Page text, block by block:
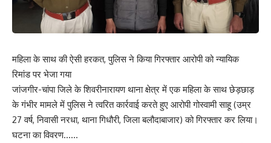
महिला के साथ की ऐसी हरकत, पुलिस ने किया गिरफ्तार आरोपी को न्यायिक
रिमांड पर भेजा गया
जांजगीर-चांपा जिले के शिवरीनारायण थाना क्षेत्र में एक महिला के साथ छेड़छाड़
के गंभीर मामले में पुलिस ने त्वरित कार्रवाई करते हुए आरोपी गोस्वामी साहू (उम्र
27 वर्ष, निवासी नरधा, थाना गिधौरी, जिला बलौदाबाजार) को गिरफ्तार कर लिया।
घटना का विवरण……